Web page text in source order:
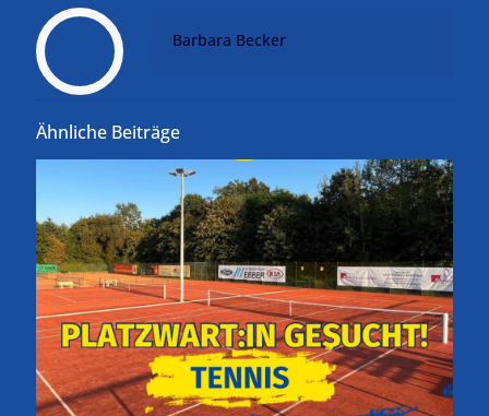
Barbara Becker
Ähnliche Beiträge